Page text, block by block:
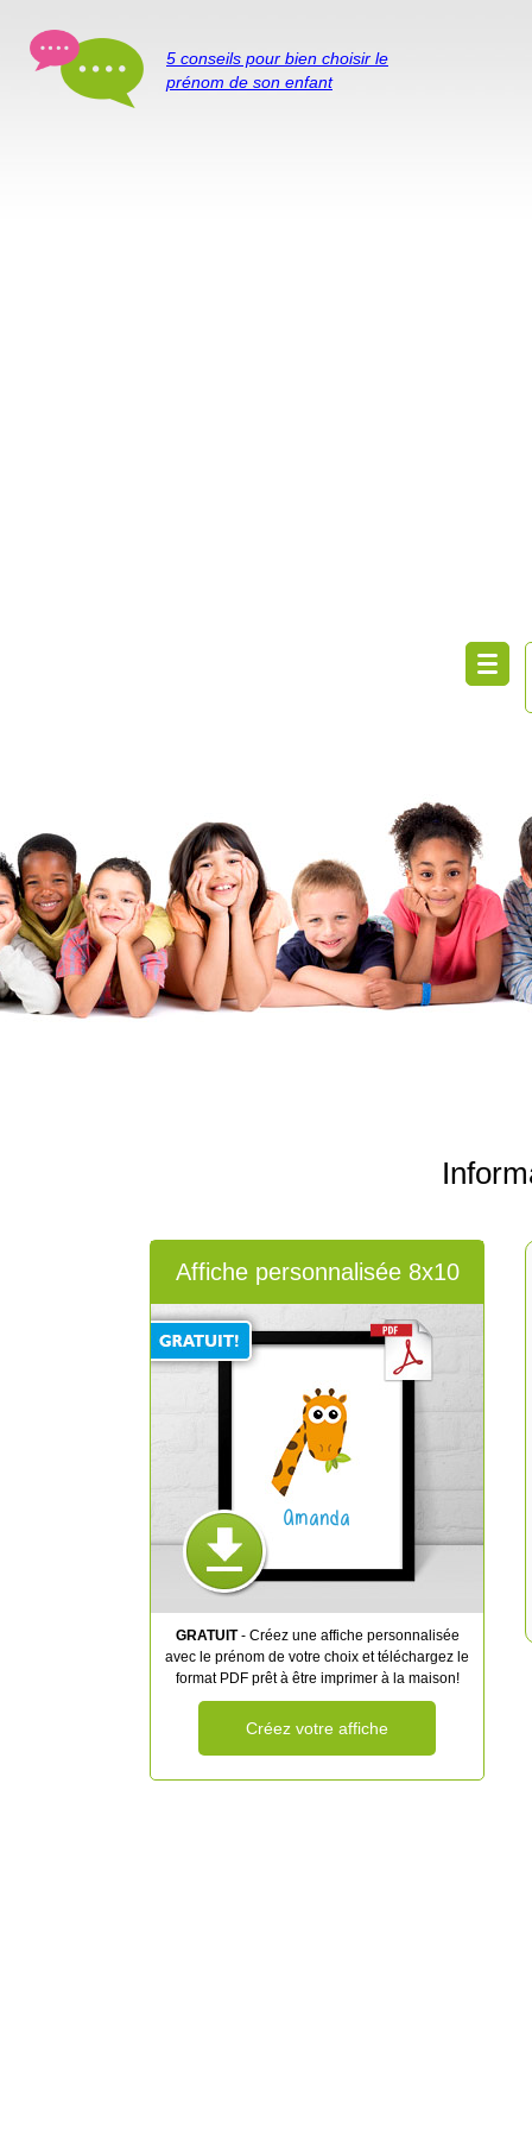
5 conseils pour bien choisir le
prénom de son enfant
Affiche personnalisée 8x10
Amanda
GRATUIT- Créez une affiche personnalisée
avec le prénom de votre choix et téléchargez le
format PDF prêt à être imprimer à la maison!
Créez votre affiche